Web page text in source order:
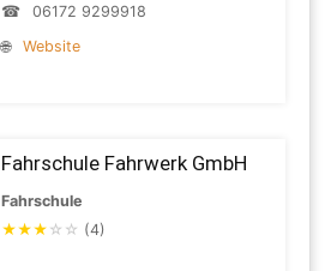
☎
06172 9299918
🌐
Website
Fahrschule Fahrwerk GmbH
Fahrschule
★★★ ☆ ☆ (4)